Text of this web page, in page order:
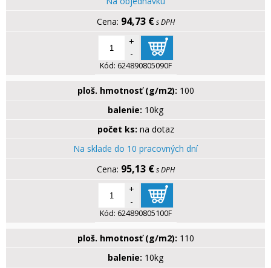
94,73 € s DPH
+
-
Kód: 624890805090F
ploš. hmotnosť (g/m2): 100
balenie: 10kg
počet ks: na dotaz
Na sklade do 10 pracovných dní
95,13 € s DPH
+
-
Kód: 624890805100F
ploš. hmotnosť (g/m2): 110
balenie: 10kg